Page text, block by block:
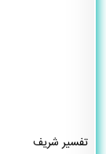
تفسیر شریف